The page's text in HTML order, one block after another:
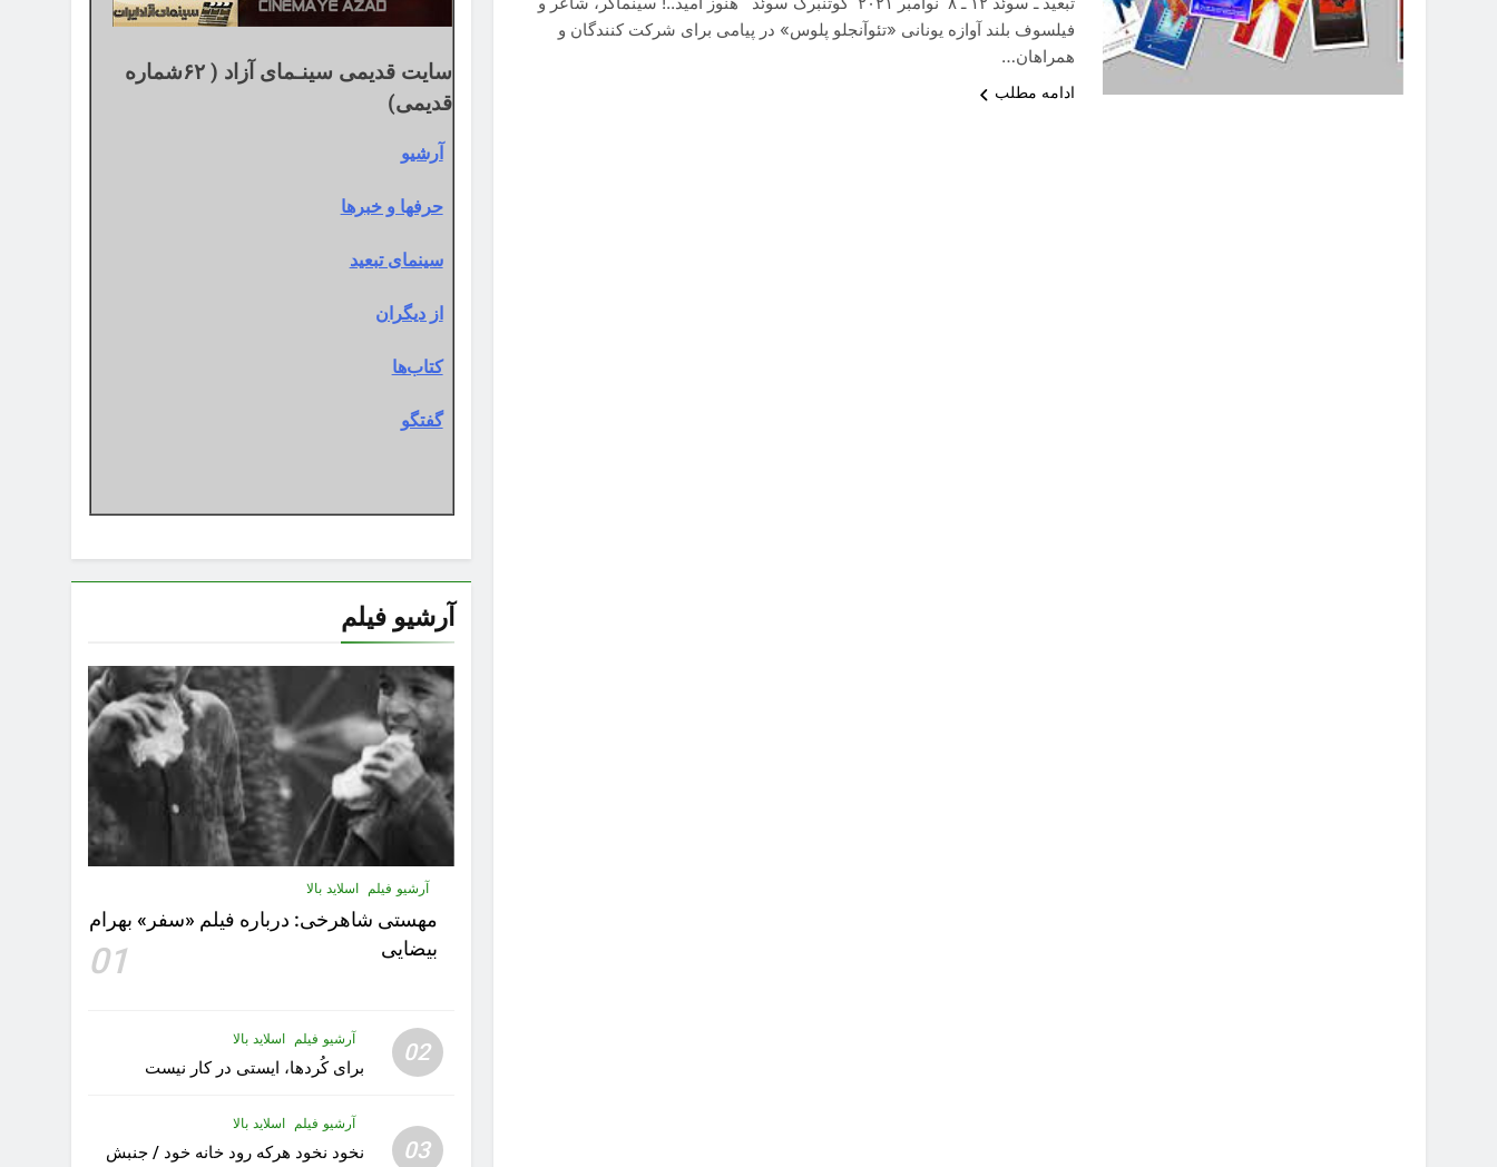
فیلسوف بلند آوازه یونانی «تئوآنجلو پلوس» در پیامی برای شرکت کنندگان و
همراهان…
ادامه مطلب
سایت قدیمی سینـمای آزاد ( ۶۲شماره
قدیمی)
آرشیو
حرفها و خبرها
سینمای تبعید
از دیگران
کتاب‌ها
گفتگو
آرشیو فیلم
آرشیو فیلم اسلاید بالا
مهستى شاهرخى:‌ درباره فيلم «سفر» بهرام
بیضایی
01
02 آرشیو فیلم اسلاید بالا
برای کُردها، ایستی در کار نیست
03
آرشیو فیلم اسلاید بالا
نخود نخود هرکه رود خانه خود / جنبش